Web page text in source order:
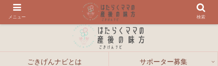
ごきげんナビとは サポーター募集
メニュー 検索